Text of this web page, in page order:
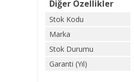
Diğer Özellikler
Stok Kodu
Marka
Stok Durumu
Garanti (Yıl)